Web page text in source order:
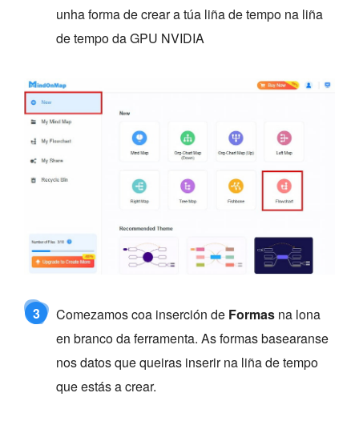
unha forma de crear a túa liña de tempo na liña
de tempo da GPU NVIDIA
3 Comezamos coa inserción de Formas na lona
en branco da ferramenta. As formas basearanse
nos datos que queiras inserir na liña de tempo
que estás a crear.